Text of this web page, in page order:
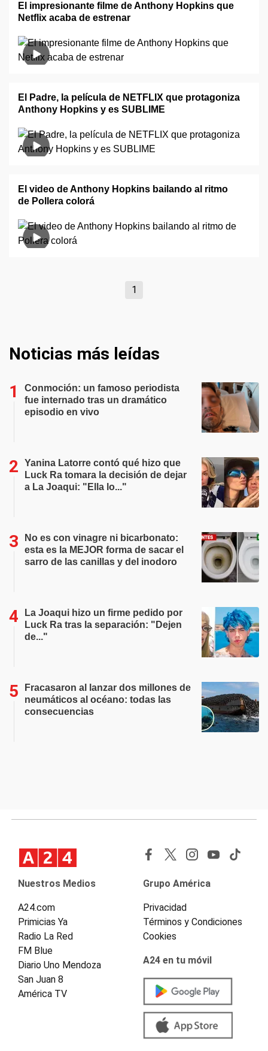
El impresionante filme de Anthony Hopkins que
Netflix acaba de estrenar
El Padre, la película de NETFLIX que protagoniza
Anthony Hopkins y es SUBLIME
El video de Anthony Hopkins bailando al ritmo
de Pollera colorá
1
Noticias más leídas
Conmoción: un famoso periodista
fue internado tras un dramático
episodio en vivo
Yanina Latorre contó qué hizo que
Luck Ra tomara la decisión de dejar
a La Joaqui: "Ella lo..."
No es con vinagre ni bicarbonato:
esta es la MEJOR forma de sacar el
sarro de las canillas y del inodoro
La Joaqui hizo un firme pedido por
Luck Ra tras la separación: "Dejen
de..."
Fracasaron al lanzar dos millones de
neumáticos al océano: todas las
consecuencias
Nuestros Medios
A24.com
Primicias Ya
Radio La Red
FM Blue
Diario Uno Mendoza
San Juan 8
América TV
Grupo América
Privacidad
Términos y Condiciones
Cookies
A24 en tu móvil